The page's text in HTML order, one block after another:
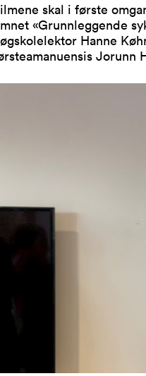
skal i første
«Grunnleggende
Hanne
Jorunn